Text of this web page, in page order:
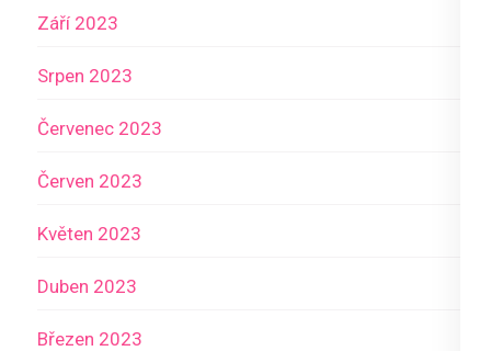
Září 2023
Srpen 2023
Červenec 2023
Červen 2023
Květen 2023
Duben 2023
Březen 2023